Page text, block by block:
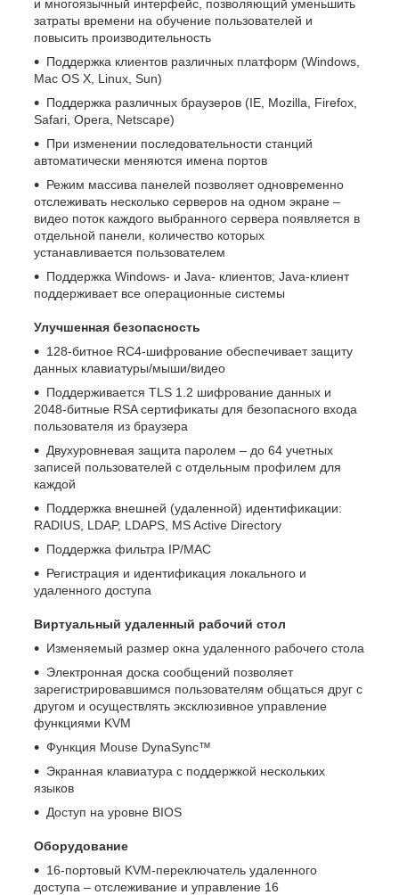
и многоязычный интерфейс, позволяющий уменьшить
затраты времени на обучение пользователей и
повысить производительность
Поддержка клиентов различных платформ (Windows,
Mac OS X, Linux, Sun)
Поддержка различных браузеров (IE, Mozilla, Firefox,
Safari, Opera, Netscape)
При изменении последовательности станций
автоматически меняются имена портов
Режим массива панелей позволяет одновременно
отслеживать несколько серверов на одном экране –
видео поток каждого выбранного сервера появляется в
отдельной панели, количество которых
устанавливается пользователем
Поддержка Windows- и Java- клиентов; Java-клиент
поддерживает все операционные системы
Улучшенная безопасность
128-битное RC4-шифрование обеспечивает защиту
данных клавиатуры/мыши/видео
Поддерживается TLS 1.2 шифрование данных и
2048-битные RSA сертификаты для безопасного входа
пользователя из браузера
Двухуровневая защита паролем – до 64 учетных
записей пользователей с отдельным профилем для
каждой
Поддержка внешней (удаленной) идентификации:
RADIUS, LDAP, LDAPS, MS Active Directory
Поддержка фильтра IP/MAC
Регистрация и идентификация локального и
удаленного доступа
Виртуальный удаленный рабочий стол
Изменяемый размер окна удаленного рабочего стола
Электронная доска сообщений позволяет
зарегистрировавшимся пользователям общаться друг с
другом и осуществлять эксклюзивное управление
функциями KVM
Функция Mouse DynaSync™
Экранная клавиатура с поддержкой нескольких
языков
Доступ на уровне BIOS
Оборудование
16-портовый KVM-переключатель удаленного
доступа – отслеживание и управление 16